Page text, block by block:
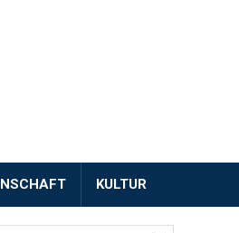
KULTUR